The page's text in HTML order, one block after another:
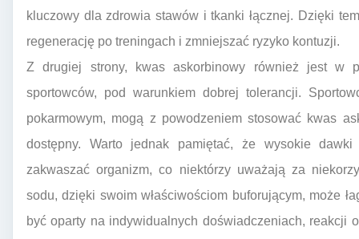
kluczowy dla zdrowia stawów i tkanki łącznej. Dzięki
regenerację po treningach i zmniejszać ryzyko kontuzji.
Z drugiej strony, kwas askorbinowy również jest w
sportowców, pod warunkiem dobrej tolerancji.
pokarmowym, mogą z powodzeniem stosować kwas
dostępny. Warto jednak pamiętać, że wysokie
zakwaszać organizm, co niektórzy uważają za
sodu, dzięki swoim właściwościom buforującym, może
być oparty na indywidualnych doświadczeniach, reakcji